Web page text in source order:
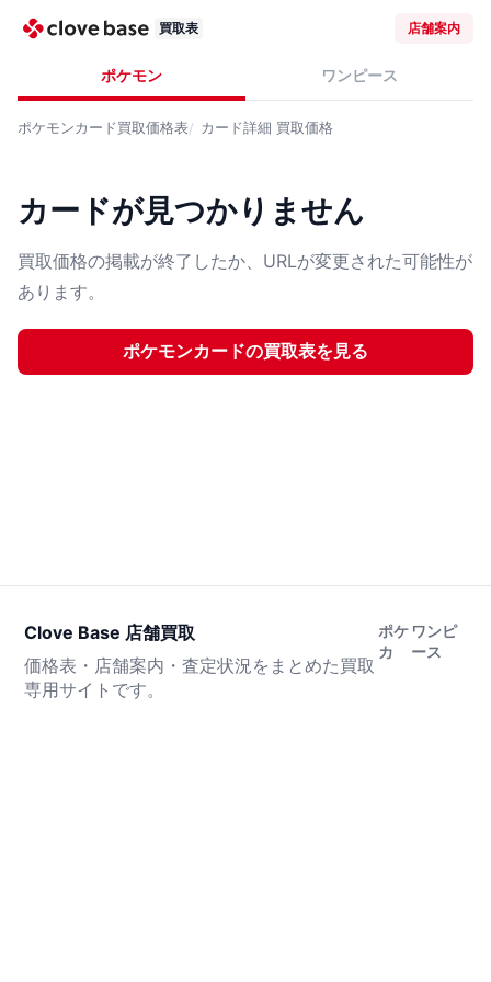
買取表 店舗案内
ポケモン ワンピース
ポケモンカード買取価格表 カード詳細 買取価格
カードが見つかりません
買取価格の掲載が終了したか、URLが変更された可能性が
あります。
ポケモンカードの買取表を見る
Clove Base 店舗買取
価格表・店舗案内・査定状況をまとめた買取
専用サイトです。
ポケ
カ
ワンピ
ース